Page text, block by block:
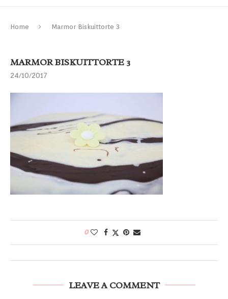
Home Marmor Biskuittorte 3
MARMOR BISKUITTORTE 3
24/10/2017
0
LEAVE A COMMENT